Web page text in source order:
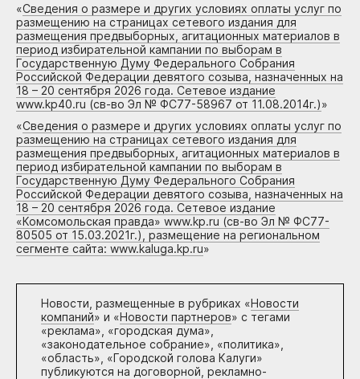
«Сведения о размере и других условиях оплаты услуг по
размещению на страницах сетевого издания для
размещения предвыборных, агитационных материалов в
период избирательной кампании по выборам в
Государственную Думу Федерального Собрания
Российской Федерации девятого созыва, назначенных на
18 – 20 сентября 2026 года. Сетевое издание
www.kp40.ru (св-во Эл № ФС77-58967 от 11.08.2014г.)»
«Сведения о размере и других условиях оплаты услуг по
размещению на страницах сетевого издания для
размещения предвыборных, агитационных материалов в
период избирательной кампании по выборам в
Государственную Думу Федерального Собрания
Российской Федерации девятого созыва, назначенных на
18 – 20 сентября 2026 года. Сетевое издание
«Комсомольская правда» www.kp.ru (св-во Эл № ФС77-
80505 от 15.03.2021г.), размещение на региональном
сегменте сайта: www.kaluga.kp.ru»
Новости, размещенные в рубриках «Новости
компаний» и «Новости партнеров» с тегами
«реклама», «городская дума»,
«законодательное собрание», «политика»,
«область», «Городской голова Калуги»
публикуются на договорной, рекламно-